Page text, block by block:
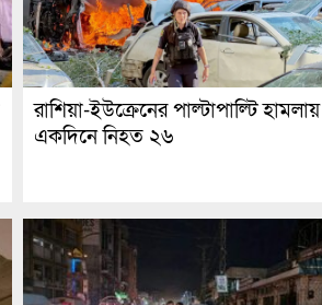
রাশিয়া-ইউক্রেনের পাল্টাপাল্টি হামলায়
একদিনে নিহত ২৬